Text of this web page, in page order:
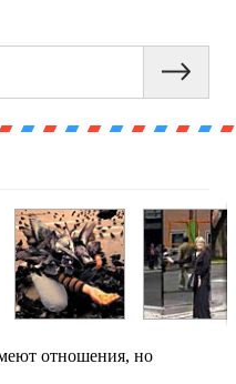
отношения, но